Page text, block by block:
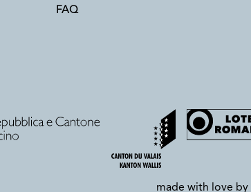
FAQ
made with love by